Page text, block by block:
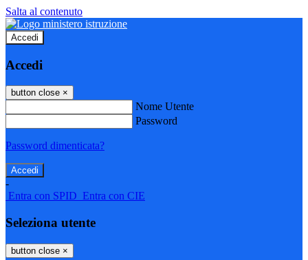
Salta al contenuto
Accedi
Accedi
button close ×
Nome Utente
Password
Password dimenticata?
-
Entra con SPID Entra con CIE
Seleziona utente
button close ×